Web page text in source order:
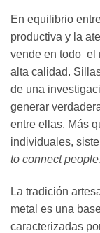
En equilibrio
productiva y la
vende en todo el
alta calidad.
de una
generar
entre ellas. Más
individuales,
to connect people.
La tradición
metal es una
caracterizadas